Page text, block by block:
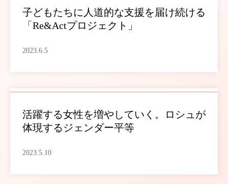
子どもたちに人道的な支援を届け続ける
「Re&Actプロジェクト」
2023.6.5
活躍する女性を増やしていく。ロシュが
体現するジェンダー平等
2023.5.10